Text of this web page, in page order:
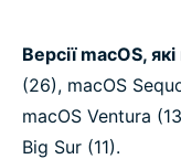
Версії macOS,
(26), macOS
macOS Ventura
Big Sur (11).